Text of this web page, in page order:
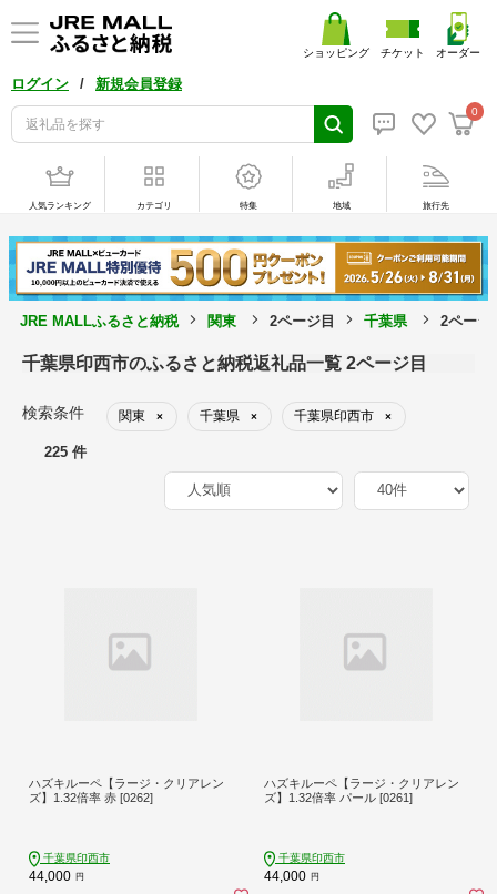
ログイン / 新規会員登録
0
ショッピング チケット オーダー
人気ランキング カテゴリ 特集 地域 旅行先
JRE MALLふるさと納税 関東 2ページ目 千葉県 2ページ
千葉県印西市のふるさと納税返礼品一覧 2ページ目
検索条件 関東 × 千葉県 × 千葉県印西市 ×
225 件
ハズキルーペ【ラージ・クリアレン
ズ】1.32倍率 赤 [0262]
千葉県印西市
44,000 円
ハズキルーペ【ラージ・クリアレン
ズ】1.32倍率 パール [0261]
千葉県印西市
44,000 円